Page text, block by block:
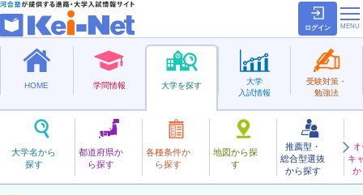
ログイン
HOME 学問情報 大学を探す
大学名から
探す
都道府県か
ら探す
各種条件か
ら探す
地図から探
す
推薦型・
総合型選抜
から探す
キ
か
大学
入試情報
受験対策・
勉強法
公立
ちばけんりつほけんいりょう
千葉県立保健医療大学 お気に入り